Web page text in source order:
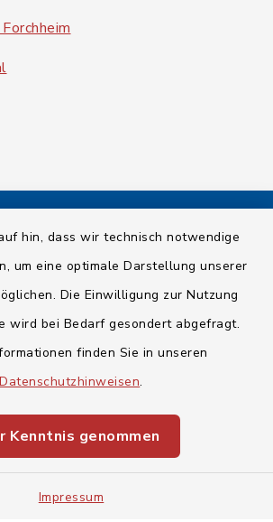
hin, dass wir technisch notwendige
um eine optimale Darstellung unserer
Die Einwilligung zur Nutzung
wird bei Bedarf gesondert abgefragt.
finden Sie in unseren
Datenschutzhinweisen.
Kenntnis genommen
Impressum
Kontakt
Barrierefreiheit
Datenschutz
Impressum
Sitemap
Einstellungen